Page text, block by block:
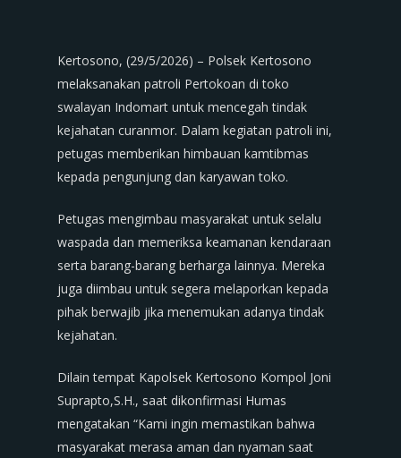
Kertosono, (29/5/2026) – Polsek Kertosono
melaksanakan patroli Pertokoan di toko
swalayan Indomart untuk mencegah tindak
kejahatan curanmor. Dalam kegiatan patroli ini,
petugas memberikan himbauan kamtibmas
kepada pengunjung dan karyawan toko.
Petugas mengimbau masyarakat untuk selalu
waspada dan memeriksa keamanan kendaraan
serta barang-barang berharga lainnya. Mereka
juga diimbau untuk segera melaporkan kepada
pihak berwajib jika menemukan adanya tindak
kejahatan.
Dilain tempat Kapolsek Kertosono Kompol Joni
Suprapto,S.H., saat dikonfirmasi Humas
mengatakan “Kami ingin memastikan bahwa
masyarakat merasa aman dan nyaman saat